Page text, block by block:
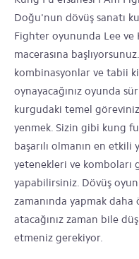
Doğu'nun dövüş sanatı
Fighter oyununda Lee ve
macerasına
kombinasyonlar ve tabii
oynayacağınız oyunda
kurgudaki temel
yenmek. Sizin gibi kung
başarılı olmanın en
yetenekleri ve komboları
yapabilirsiniz. Dövüş
zamanında yapmak
atacağınız zaman bile
etmeniz gerekiyor.